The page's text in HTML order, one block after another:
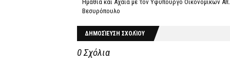
Ημαθία και Αχαΐα με τον Υφυπουργό Οικονομικών Απ.
Βεσυρόπουλο
ΔΗΜΟΣΊΕΥΣΗ ΣΧΟΛΊΟΥ
0 Σχόλια